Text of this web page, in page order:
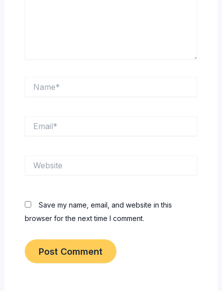
Save my name, email, and website in this
browser for the next time I comment.